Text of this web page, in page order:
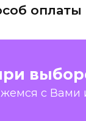
оплаты
с Вами